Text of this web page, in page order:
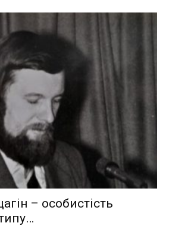
– особистість